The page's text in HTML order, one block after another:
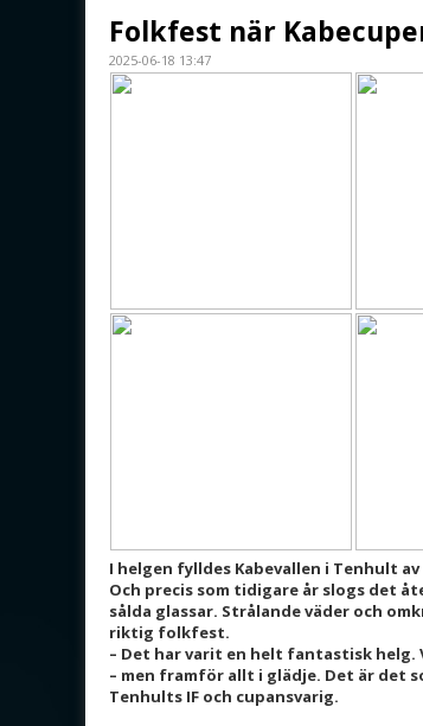
Folkfest när
2025-06-18 13:47
I helgen fylldes Kabevallen i Tenhult
Och precis som tidigare år slogs det
sålda glassar. Strålande väder och
riktig folkfest.
– Det har varit en helt fantastisk helg.
– men framför allt i glädje. Det är det
Tenhults IF och cupansvarig.